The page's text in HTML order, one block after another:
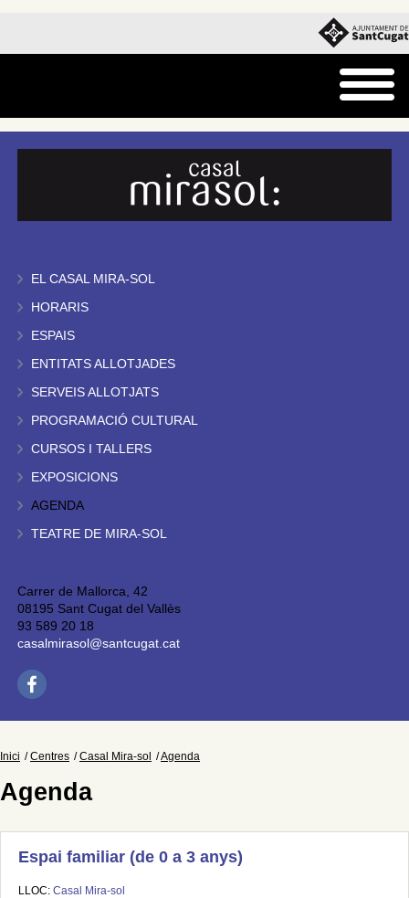
EL CASAL MIRA-SOL
HORARIS
ESPAIS
ENTITATS ALLOTJADES
SERVEIS ALLOTJATS
PROGRAMACIÓ CULTURAL
CURSOS I TALLERS
EXPOSICIONS
AGENDA
TEATRE DE MIRA-SOL
Carrer de Mallorca, 42
08195 Sant Cugat del Vallès
93 589 20 18
casalmirasol@santcugat.cat
Inici Centres Casal Mira-sol Agenda
Agenda
Espai familiar (de 0 a 3 anys)
LLOC: Casal Mira-sol